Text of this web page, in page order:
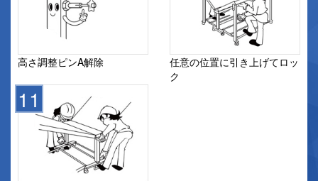
高さ調整ピンA解除
任意の位置に引き上げてロッ
ク